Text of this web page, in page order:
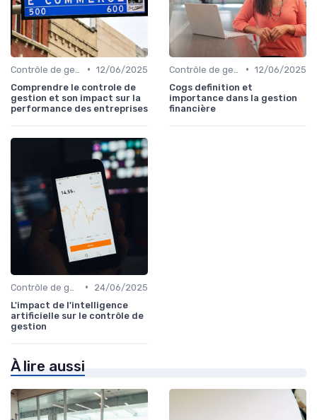
• 12/06/2025
Comprendre le controle de
gestion et son impact sur la
performance des entreprises
• 12/06/2025
Cogs definition et
importance dans la gestion
financière
•
24/06/2025
L'impact de l'intelligence
artificielle sur le contrôle de
gestion
À lire aussi